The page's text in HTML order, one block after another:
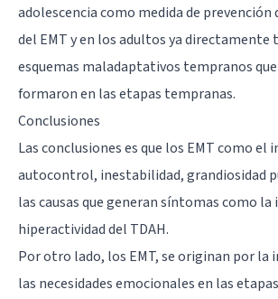
adolescencia como medida de prevención
del EMT y en los adultos ya directamente
esquemas maladaptativos tempranos
formaron en las etapas tempranas.
Conclusiones
Las conclusiones es que los EMT como el
autocontrol, inestabilidad, grandiosidad
las causas que generan síntomas como la
hiperactividad del TDAH.
Por otro lado, los EMT, se originan por la
las necesidades emocionales en las